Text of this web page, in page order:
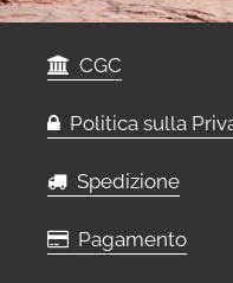
CGC
Politica sulla
Spedizione
Pagamento